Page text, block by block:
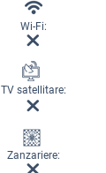
Wi-Fi:
TV satellitare:
Zanzariere: